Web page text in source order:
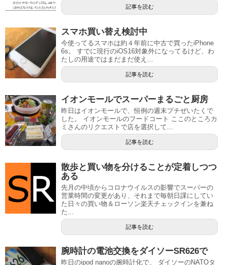
記事を読む
スマホ買い替え検討中
今使ってるスマホは約４年前に中古で買ったiPhone
6s。 すでに現行のiOS16対象外になってるけど、わ
たしの用途ではまだまだ使え...
記事を読む
イオンモールでスーパーまるごと厨房
昨日はイオンモールで、恒例の週末プチぜいたくで
した。 イオンモールのフードコート ここのところカ
ミさんのリクエストで店を選択して...
記事を読む
散歩と買い物を分けることが定着しつつ
ある
先月の中頃からコロナウイルスの影響でスーパーの
営業時間の変更があり、それまで毎朝日課にしてい
た日々の買い物＆ローソン楽天チェックインを兼ね
た...
記事を読む
腕時計の電池交換をダイソーSR626で
昨日のipod nanoの腕時計化で、 ダイソーのNATOタ